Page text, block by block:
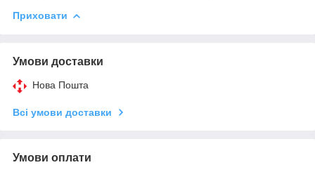
Приховати
Умови доставки
Нова Пошта
Всі умови доставки
Умови оплати